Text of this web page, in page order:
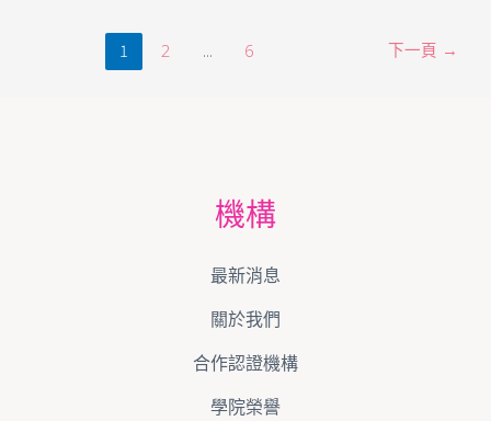
1 2 ... 6 下一頁 →
機構
最新消息
關於我們
合作認證機構
學院榮譽